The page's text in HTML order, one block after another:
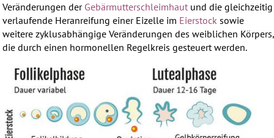
Veränderungen der Gebärmutterschleimhaut und die gleichzeitig
verlaufende Heranreifung einer Eizelle im Eierstock sowie
weitere zyklusabhängige Veränderungen des weiblichen Körpers,
die durch einen hormonellen Regelkreis gesteuert werden.